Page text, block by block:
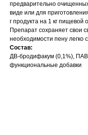
предварительно
виде или для
г продукта на 1 кг пищевой
Препарат сохраняет свои
необходимости пену
Состав:
ДВ-бродифакум (0,1%),
функциональные добавки